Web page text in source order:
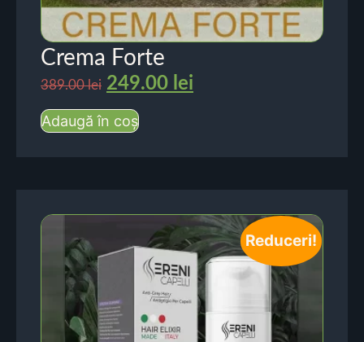
Crema Forte
389.00lei 249.00 lei
Adaugă în coș
Reduceri!